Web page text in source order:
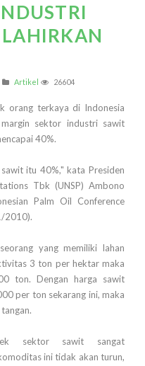
Artikel 26604
orang terkaya di Indonesia
sektor industri sawit
40%.
itu 40%," kata Presiden
Tbk (UNSP) Ambono
Palm Oil Conference
2010).
yang memiliki lahan
3 ton per hektar maka
ton. Dengan harga sawit
per ton sekarang ini, maka
sektor sawit sangat
ini tidak akan turun,